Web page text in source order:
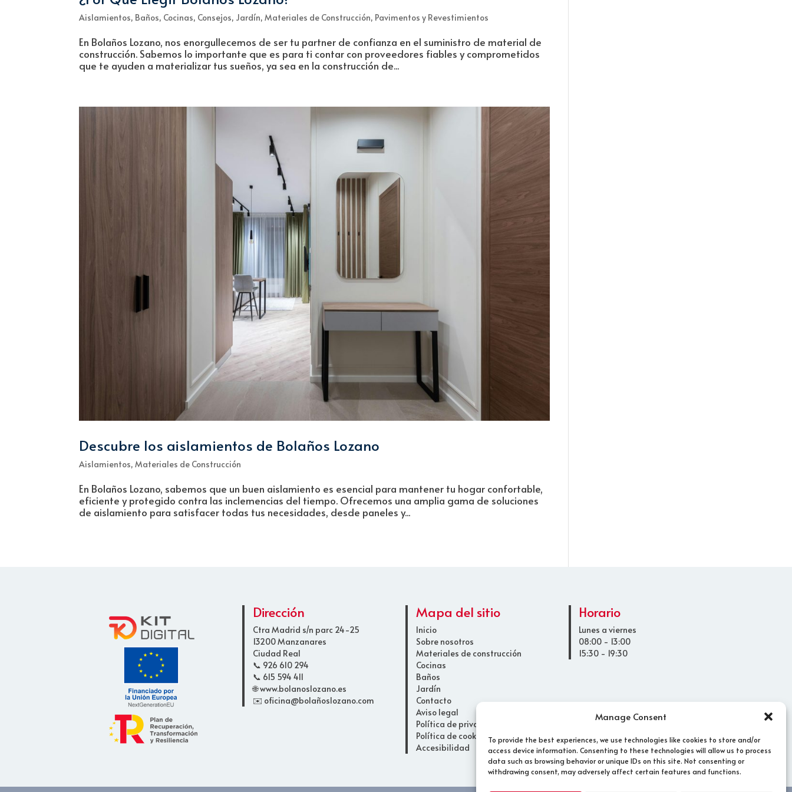
Manage Consent
To provide the best experiences, we use technologies like cookies to store and/or
access device information. Consenting to these technologies will allow us to process
data such as browsing behavior or unique IDs on this site. Not consenting or
withdrawing consent, may adversely affect certain features and functions.
Aislamientos, Baños, Cocinas, Consejos, Jardín,Materiales de Construcción, Pavimentos y Revestimientos
En Bolaños Lozano, nos enorgullecemos de ser tu partner de confianza en el suministro de material de
construcción. Sabemos lo importante que es para ti contar con proveedores fiables y comprometidos
que te ayuden a materializar tus sueños, ya sea en la construcción de...
Descubre los aislamientos de Bolaños Lozano
Aislamientos,Materiales de Construcción
En Bolaños Lozano, sabemos que un buen aislamiento es esencial para mantener tu hogar confortable,
eficiente y protegido contra las inclemencias del tiempo. Ofrecemos una amplia gama de soluciones
de aislamiento para satisfacer todas tus necesidades, desde paneles y...
Dirección
Ctra Madrid s/n parc 24-25
13200 Manzanares
Ciudad Real
📞 926 610 294
📞 615 594 411
🌐 www.bolanoslozano.es
✉️ oficina@bolañoslozano.com
Mapa del sitio
Inicio
Sobre nosotros
Materiales de construcción
Cocinas
Baños
Jardín
Contacto
Aviso legal
Política de privacidad
Política de cookies
Accesibilidad
Horario
Lunes a viernes
08:00 - 13:00
15:30 - 19:30